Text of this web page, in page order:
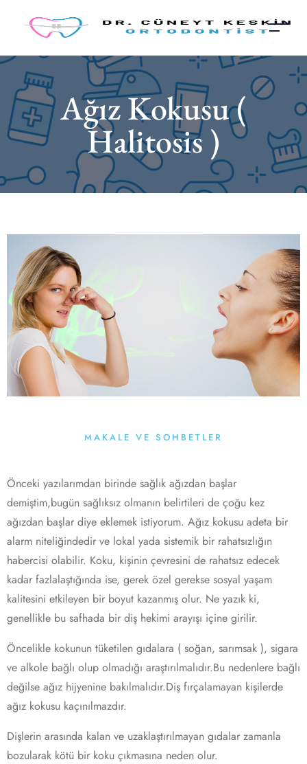
Ağız Kokusu (
Halitosis )
MAKALE VE SOHBETLER
Önceki yazılarımdan birinde sağlık ağızdan başlar
demiştim,bugün sağlıksız olmanın belirtileri de çoğu kez
ağızdan başlar diye eklemek istiyorum. Ağız kokusu adeta bir
alarm niteliğindedir ve lokal yada sistemik bir rahatsızlığın
habercisi olabilir. Koku, kişinin çevresini de rahatsız edecek
kadar fazlalaştığında ise, gerek özel gerekse sosyal yaşam
kalitesini etkileyen bir boyut kazanmış olur. Ne yazık ki,
genellikle bu safhada bir diş hekimi arayışı içine girilir.
Öncelikle kokunun tüketilen gıdalara ( soğan, sarımsak ), sigara
ve alkole bağlı olup olmadığı araştırılmalıdır.Bu nedenlere bağlı
değilse ağız hijyenine bakılmalıdır.Diş fırçalamayan kişilerde
ağız kokusu kaçınılmazdır.
Dişlerin arasında kalan ve uzaklaştırılmayan gıdalar zamanla
bozularak kötü bir koku çıkmasına neden olur.